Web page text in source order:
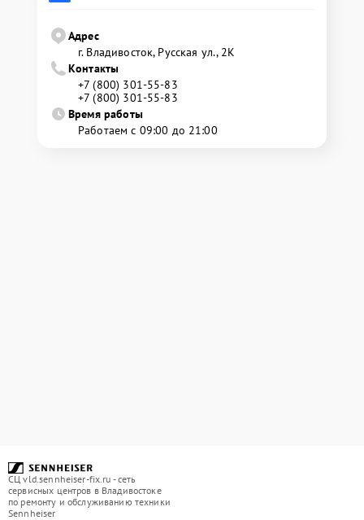
Адрес
г. Владивосток, Русская ул., 2К
Контакты
+7 (800) 301-55-83
+7 (800) 301-55-83
Время работы
Работаем с 09:00 до 21:00
СЦ vld.sennheiser-fix.ru - сеть
сервисных центров в Владивостоке
по ремонту и обслуживанию техники
Sennheiser